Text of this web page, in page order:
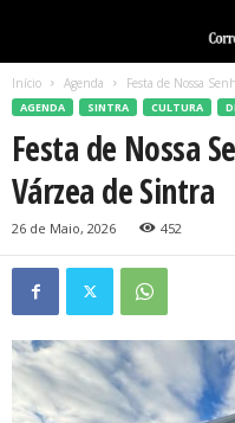
Início Agenda Festa de Nossa
AGENDA SINTRA CULTURA
Festa de Nossa
Várzea de Sintra
26 de Maio, 2026 452